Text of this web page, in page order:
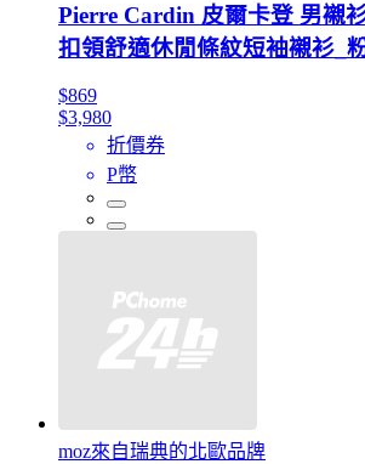
Pierre Cardin 皮爾卡登 男襯
扣領舒適休閒條紋短袖襯衫_
$869
$3,980
折價券
P幣
moz來自瑞典的北歐品牌